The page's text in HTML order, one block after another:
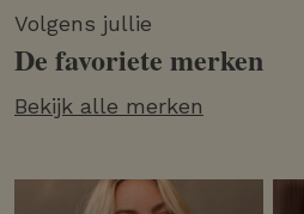
Volgens jullie
De favoriete merken
Bekijk alle merken